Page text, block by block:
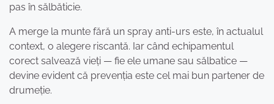
pas în sălbăticie.
A merge la munte fără un spray anti-urs este, în actualul
context, o alegere riscantă. Iar când echipamentul
corect salvează vieți — fie ele umane sau sălbatice —
devine evident că prevenția este cel mai bun partener de
drumeție.